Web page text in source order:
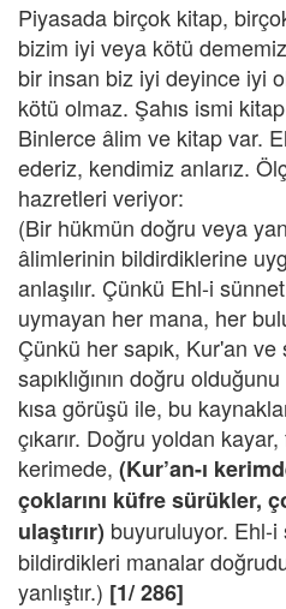
Piyasada birçok kitap,
bizim iyi veya kötü
bir insan biz iyi deyince iyi
kötü olmaz. Şahıs ismi
Binlerce âlim ve kitap var.
ederiz, kendimiz anlarız.
hazretleri veriyor:
(Bir hükmün doğru veya
âlimlerinin bildirdiklerine
anlaşılır. Çünkü Ehl-i
uymayan her mana, her
Çünkü her sapık, Kur'an
sapıklığının doğru
kısa görüşü ile, bu
çıkarır. Doğru yoldan
kerimede, (Kur’an-ı
çoklarını küfre sürükler,
ulaştırır) buyuruluyor. Ehl-
bildirdikleri manalar
yanlıştır.) [1/ 286]